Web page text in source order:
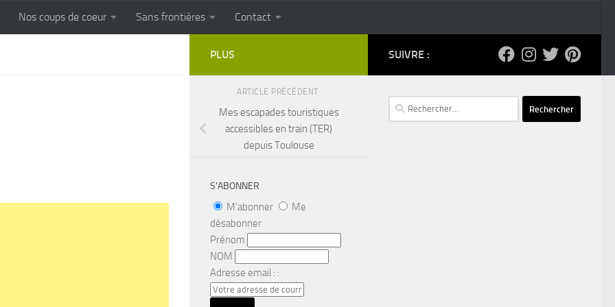
Cuisine populaire des terroirs
Nos coups de coeur Sans frontières Contact
SUIVRE :
Rechercher :
PLUS
ARTICLE PRÉCÉDENT
Mes escapades touristiques
accessibles en train (TER)
depuis Toulouse
S’ABONNER
M'abonner
Me
désabonner
Prénom
NOM
Adresse email : :